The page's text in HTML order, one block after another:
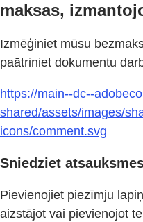
maksas,
Izmēģiniet mūsu
paātriniet dokumentu
https://main--dc--
shared/assets/images/
icons/comment.svg
Sniedziet
Pievienojiet piezīmju
aizstājot vai pievienojot